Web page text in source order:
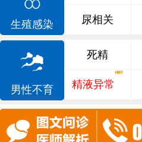
生殖感染 尿相关
男性不育
死精
精液异常